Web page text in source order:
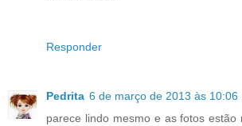
Responder
Pedrita 6 de março de 2013 às 10:06
parece lindo mesmo e as fotos estão